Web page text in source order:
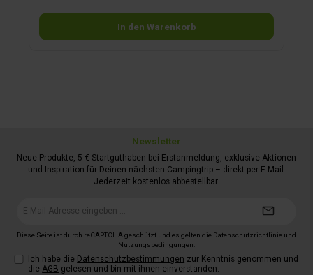
jedes Mal perfekt gegart und knusprig wird.
In den Warenkorb
Newsletter
Neue Produkte, 5 € Startguthaben bei Erstanmeldung, exklusive Aktionen
und Inspiration für Deinen nächsten Campingtrip – direkt per E-Mail.
Jederzeit kostenlos abbestellbar.
Diese Seite ist durch reCAPTCHA geschützt und es gelten die Datenschutzrichtlinie und
Nutzungsbedingungen
Ich habe die Datenschutzbestimmungen zur Kenntnis genommen und
die AGB gelesen und bin mit ihnen einverstanden.